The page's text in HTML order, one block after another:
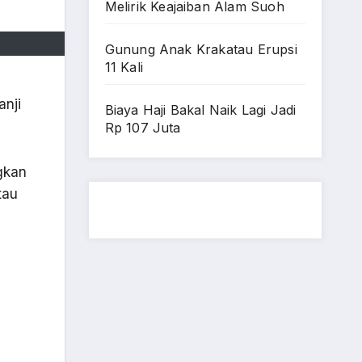
Melirik Keajaiban Alam Suoh
Gunung Anak Krakatau Erupsi
11 Kali
Biaya Haji Bakal Naik Lagi Jadi
Rp 107 Juta